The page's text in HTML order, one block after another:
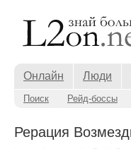
Онлайн Люди
Поиск Рейд-боссы
Рерация